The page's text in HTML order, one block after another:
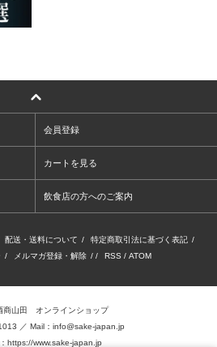
会員登録
カートを見る
飲食店の方へのご案内
配送・送料について / 特定商取引法に基づく表記 /
/ メルマガ登録・解除 / / RSS / ATOM
商山田 オンラインショップ
／ Mail：info@sake-japan.jp
https://www.sake-japan.jp